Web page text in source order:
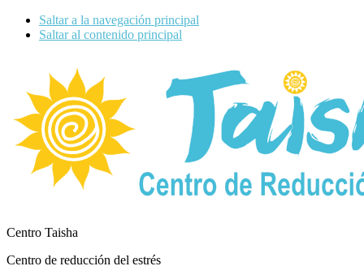
Saltar a la navegación principal
Saltar al contenido principal
Centro Taisha
Centro de reducción del estrés